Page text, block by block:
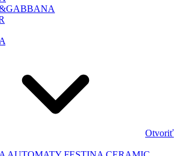
Otvoriť